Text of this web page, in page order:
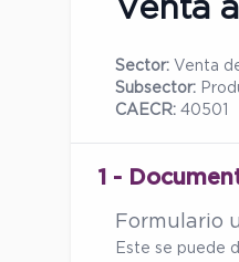
Sector: Venta
Subsector:
CAECR: 40501
1 -
Formulario
Este se puede